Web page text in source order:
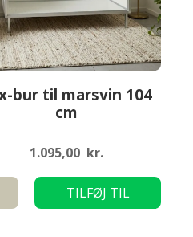
bur til marsvin 104
cm
1.095,00 kr.
TILFØJ TIL
KURV